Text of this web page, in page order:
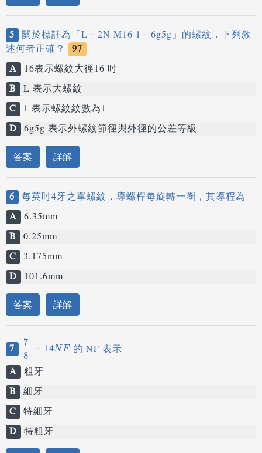
5 關於標註為「L－2N M16 1－6g5g」的螺紋，下列敘
述何者正確？
97
A
16表示螺紋大徑16 吋
B L 表示大螺紋
C
1 表示螺紋紋數為1
D 6g5g 表示外螺紋節徑與外徑的公差等級
答案 詳解
6 每英吋4牙之單螺紋，導螺桿每旋轉一圈，其導程為
A 6.35mm
B 0.25mm
C 3.175mm
D
101.6mm
答案 詳解
7
7
8
－ 14NF
78 － 14NF
的 NF 表示
A 粗牙
B 細牙
C 特細牙
D 特粗牙